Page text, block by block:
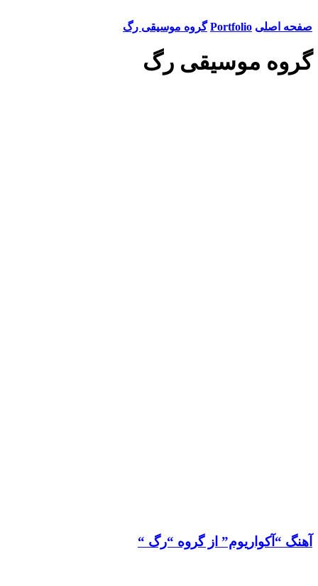
صفحه اصلی Portfolio گروه موسیقی رگ
گروه موسیقی رگ
آهنگ “آکواریوم” از گروه “رگ “